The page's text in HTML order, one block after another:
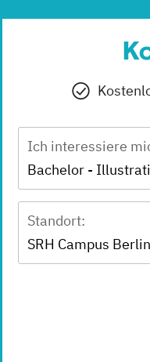
Ich interessiere
Bachelor -
Standort:
SRH Campus Berlin